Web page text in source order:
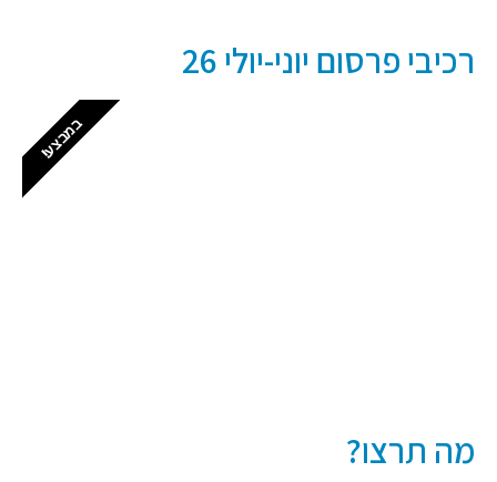
רכיבי פרסום יוני-יולי 26
במבצע!
מה תרצו?